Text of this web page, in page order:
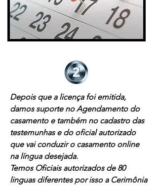
Depois que a licença foi emitida,
damos suporte no Agendamento do
casamento e também no cadastro das
testemunhas e do oficial autorizado
que vai conduzir o casamento online
na língua desejada.
Temos Oficiais autorizados de 80
linguas diferentes por isso a Cerimônia